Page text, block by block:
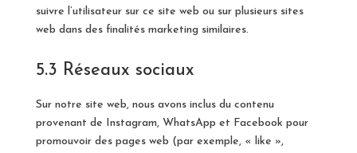
suivre l’utilisateur sur ce site web ou sur plusieurs sites
web dans des finalités marketing similaires.
5.3 Réseaux sociaux
Sur notre site web, nous avons inclus du contenu
provenant de Instagram, WhatsApp et Facebook pour
promouvoir des pages web (par exemple, « like »,